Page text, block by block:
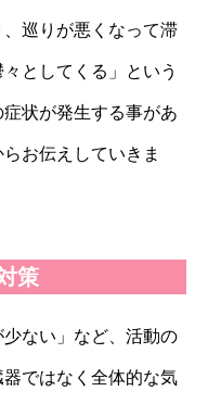
巡りが悪くなって滞
としてくる」という
症状が発生する事があ
お伝えしていきま
策
少ない」など、活動の
ではなく全体的な気